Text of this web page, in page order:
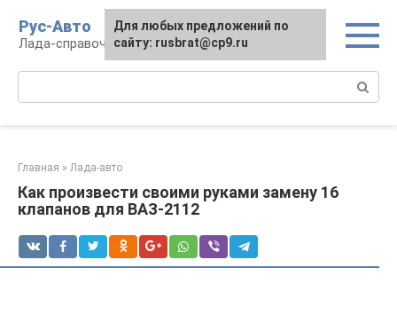
контенту
Рус-Авто
Лада-справочник
Главная » Лада-авто
Как произвести своими руками замену 16
клапанов для ВАЗ-2112
Для любых предложений по
сайту: rusbrat@cp9.ru